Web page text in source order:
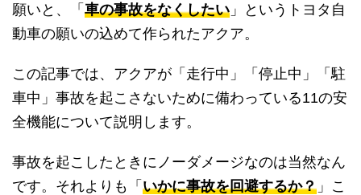
願いと、「 車の事故をなくしたい 」というトヨタ自
動車の願いの込めて作られたアクア。
この記事では、アクアが「走行中」「停止中」「駐
車中」事故を起こさないために備わっている11の安
全機能について説明します。
事故を起こしたときにノーダメージなのは当然なん
です。それよりも「 いかに事故を回避するか？ 」こ